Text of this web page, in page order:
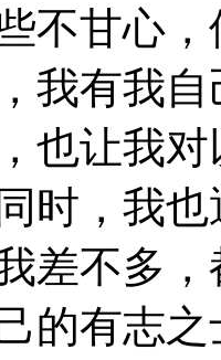
不甘心
我有我
也让我
时，我
差不多
的有志